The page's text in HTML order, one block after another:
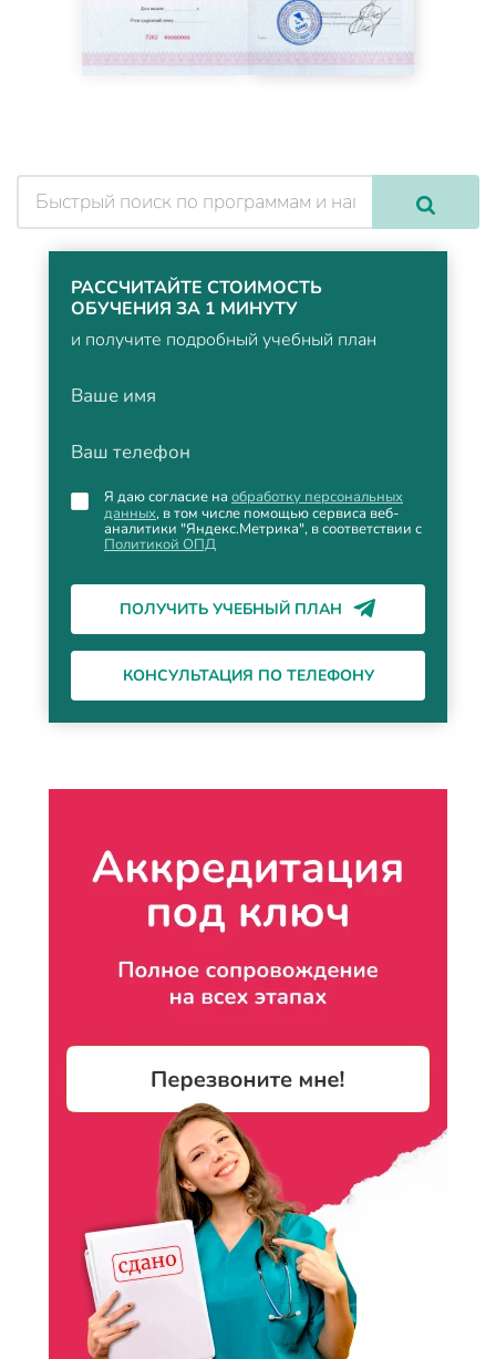
РАССЧИТАЙТЕ СТОИМОСТЬ
ОБУЧЕНИЯ ЗА 1 МИНУТУ
и получите подробный учебный план
Ваше имя
Ваш телефон
Я даю согласие на обработку персональных
данных, в том числе помощью сервиса веб-
аналитики "Яндекс.Метрика", в соответствии с
Политикой ОПД
ПОЛУЧИТЬ УЧЕБНЫЙ ПЛАН
КОНСУЛЬТАЦИЯ ПО ТЕЛЕФОНУ